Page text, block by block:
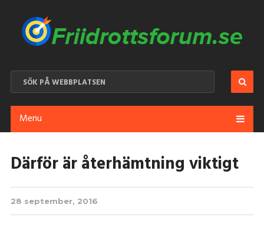
Menu
Därför är återhämtning viktigt
28 september, 2016